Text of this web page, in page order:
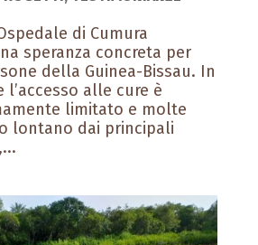
di Cumura
speranza concreta per
della Guinea-Bissau. In
l’accesso alle cure è
limitato e molte
lontano dai principali